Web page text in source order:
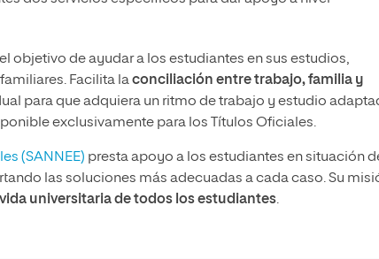
objetivo de ayudar a los estudiantes en sus estudios,
Facilita laconciliación entre trabajo, familia y
para que adquiera un ritmo de trabajo y estudio
exclusivamente para los Títulos Oficiales.
(SANNEE) presta apoyo a los estudiantes en situación
las soluciones más adecuadas a cada caso. Su
universitaria de todos los estudiantes.